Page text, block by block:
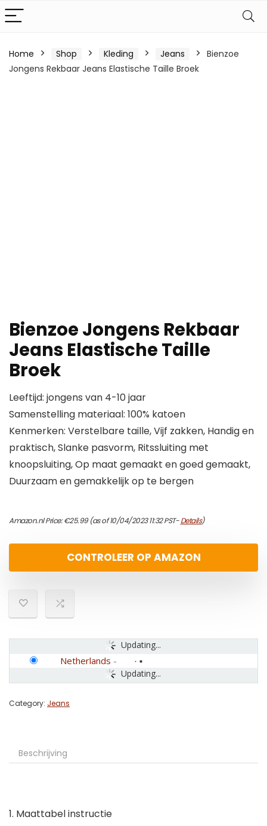
Home Shop Kleding Jeans
Bienzoe
Jongens Rekbaar Jeans Elastische Taille Broek
Bienzoe Jongens Rekbaar
Jeans Elastische Taille
Broek
Leeftijd: jongens van 4-10 jaar
Samenstelling materiaal: 100% katoen
Kenmerken: Verstelbare taille, Vijf zakken, Handig en
praktisch, Slanke pasvorm, Ritssluiting met
knoopsluiting, Op maat gemaakt en goed gemaakt,
Duurzaam en gemakkelijk op te bergen
Amazon.nl Price:€25.99(as of 10/04/2023 11:32 PST-Details)
CONTROLEER OP AMAZON
Updating...
Updating...
Netherlands -
Category: Jeans
Beschrijving
1. Maattabel instructie